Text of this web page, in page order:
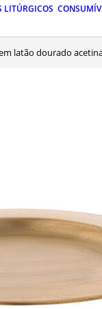
LITÚRGICOS
em latão dourado